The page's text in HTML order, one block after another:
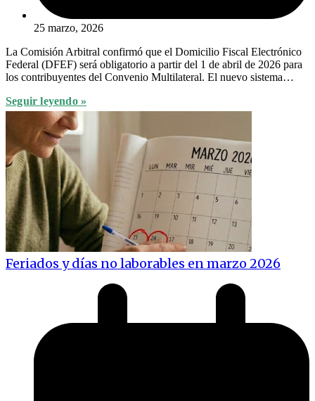
25 marzo, 2026
La Comisión Arbitral confirmó que el Domicilio Fiscal Electrónico
Federal (DFEF) será obligatorio a partir del 1 de abril de 2026 para
los contribuyentes del Convenio Multilateral. El nuevo sistema…
Seguir leyendo »
Feriados y días no laborables en marzo 2026